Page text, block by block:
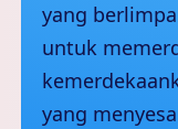
yang
untuk
yang